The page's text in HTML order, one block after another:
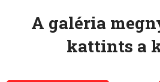
A galéria
kattints a